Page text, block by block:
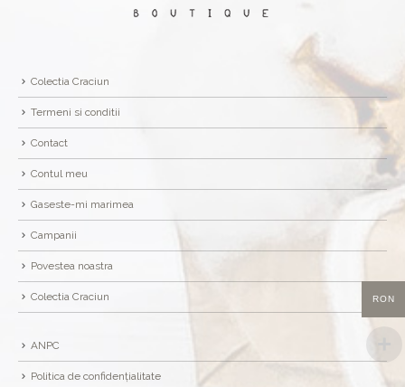
Colectia Craciun
Termeni si conditii
Contact
Contul meu
Gaseste-mi marimea
Campanii
Povestea noastra
Colectia Craciun
ANPC
Politica de confidențialitate
RON